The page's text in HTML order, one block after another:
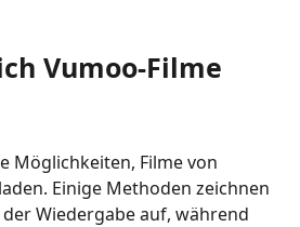
Vumoo-Filme
Möglichkeiten, Filme von
Einige Methoden zeichnen
Wiedergabe auf, während